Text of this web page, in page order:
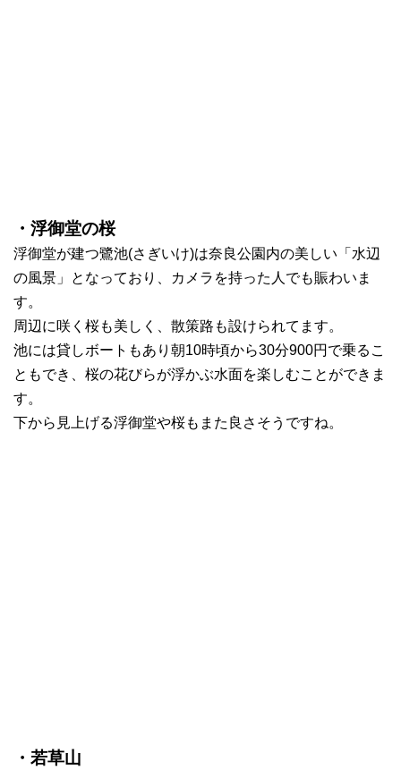
・浮御堂の桜
浮御堂が建つ鷺池(さぎいけ)は奈良公園内の美しい「水辺
の風景」となっており、カメラを持った人でも賑わいま
す。
周辺に咲く桜も美しく、散策路も設けられてます。
池には貸しボートもあり朝10時頃から30分900円で乗るこ
ともでき、桜の花びらが浮かぶ水面を楽しむことができま
す。
下から見上げる浮御堂や桜もまた良さそうですね。
・若草山